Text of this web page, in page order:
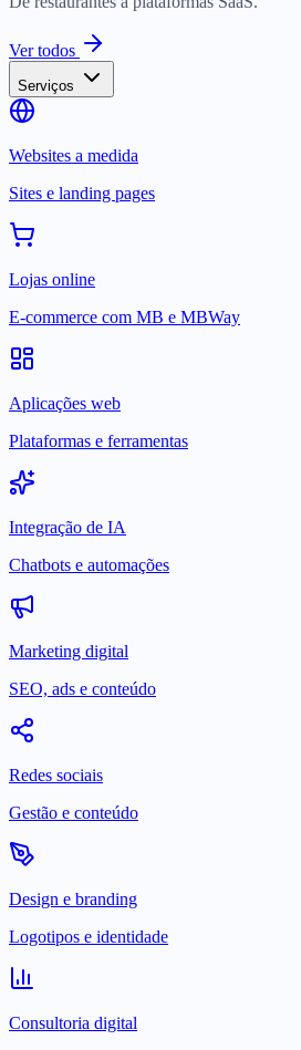
Ver todos
Serviços
Websites a medida
Sites e landing pages
Lojas online
E-commerce com MB e MBWay
Aplicações web
Plataformas e ferramentas
Integração de IA
Chatbots e automações
Marketing digital
SEO, ads e conteúdo
Redes sociais
Gestão e conteúdo
Design e branding
Logotipos e identidade
Consultoria digital